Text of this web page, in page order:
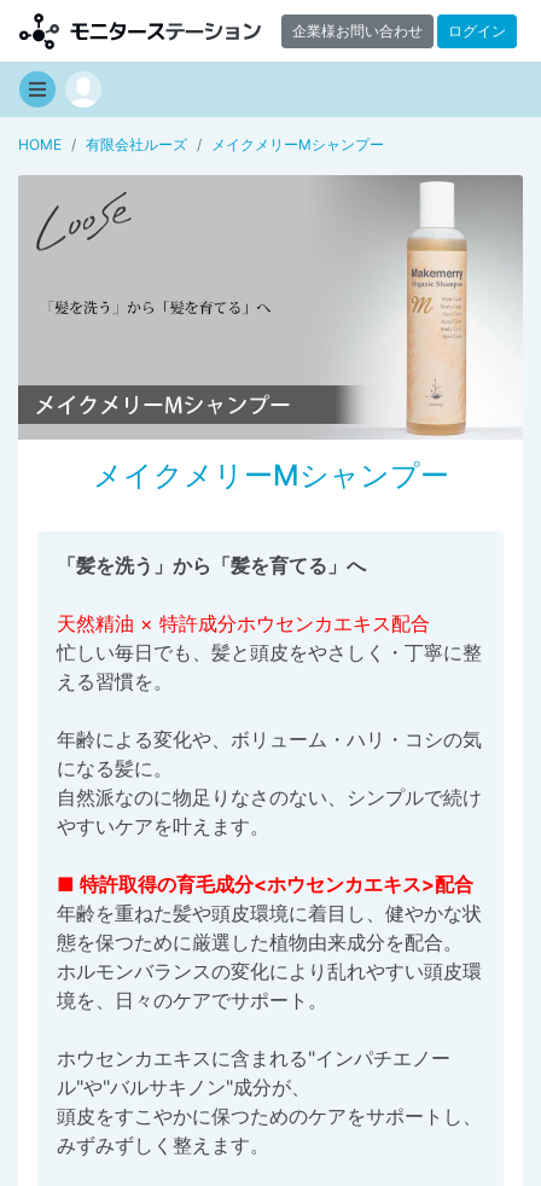
企業様お問い合わせ ログイン
HOME 有限会社ルーズ メイクメリーMシャンプー
メイクメリーMシャンプー
「髪を洗う」から「髪を育てる」へ
天然精油 × 特許成分ホウセンカエキス配合
忙しい毎日でも、髪と頭皮をやさしく・丁寧に整
える習慣を。
年齢による変化や、ボリューム・ハリ・コシの気
になる髪に。
自然派なのに物足りなさのない、シンプルで続け
やすいケアを叶えます。
■ 特許取得の育毛成分<ホウセンカエキス>配合
年齢を重ねた髪や頭皮環境に着目し、健やかな状
態を保つために厳選した植物由来成分を配合。
ホルモンバランスの変化により乱れやすい頭皮環
境を、日々のケアでサポート。
ホウセンカエキスに含まれる"インパチエノー
ル"や"バルサキノン"成分が、
頭皮をすこやかに保つためのケアをサポートし、
みずみずしく整えます。